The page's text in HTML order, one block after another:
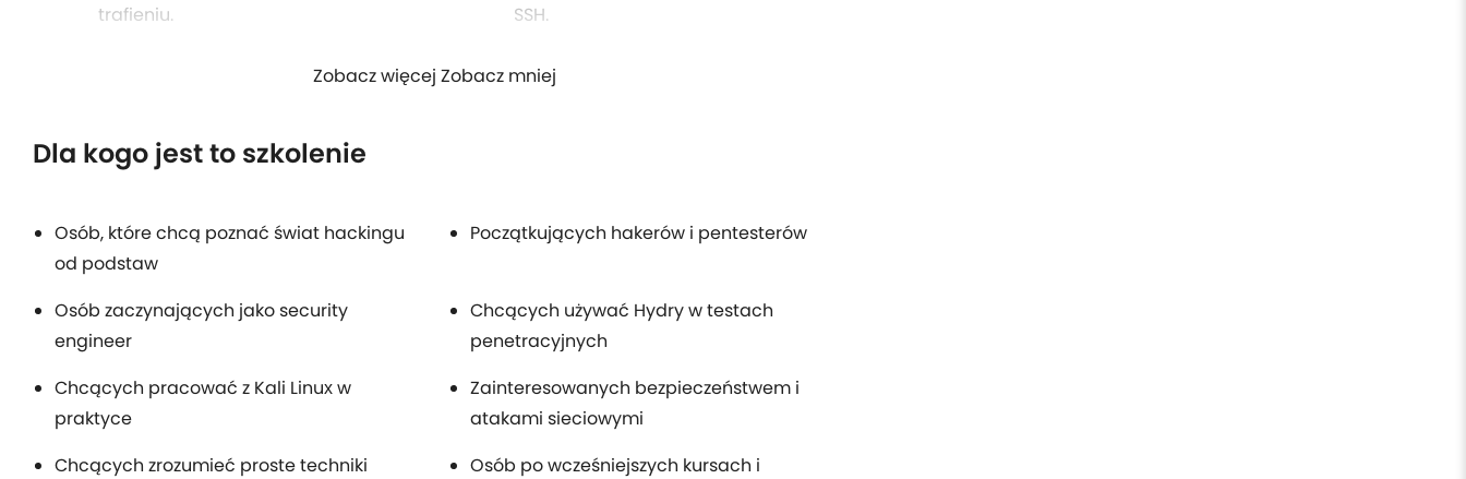
trafieniu.
SSH.
Zobacz więcej Zobacz mniej
Dla kogo jest to szkolenie
Osób, które chcą poznać świat hackingu
od podstaw
Początkujących hakerów i pentesterów
Osób zaczynających jako security
engineer
Chcących używać Hydry w testach
penetracyjnych
Chcących pracować z Kali Linux w
praktyce
Zainteresowanych bezpieczeństwem i
atakami sieciowymi
Chcących zrozumieć proste techniki
Osób po wcześniejszych kursach i